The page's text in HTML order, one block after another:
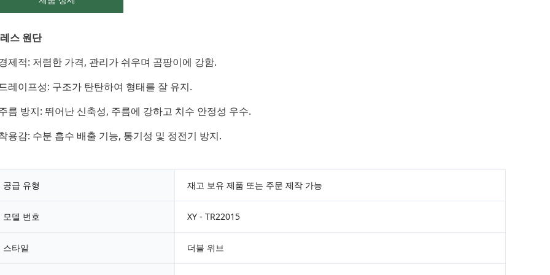
스 원단
제적: 저렴한 가격, 관리가 쉬우며 곰팡이에 강함.
레이프성: 구조가 탄탄하여 형태를 잘 유지.
름 방지: 뛰어난 신축성, 주름에 강하고 치수 안정성 우수.
용감: 수분 흡수 배출 기능, 통기성 및 정전기 방지.
공급 유형 재고 보유 제품 또는 주문 제작 가능
모델 번호 XY - TR22015
스타일 더블 위브